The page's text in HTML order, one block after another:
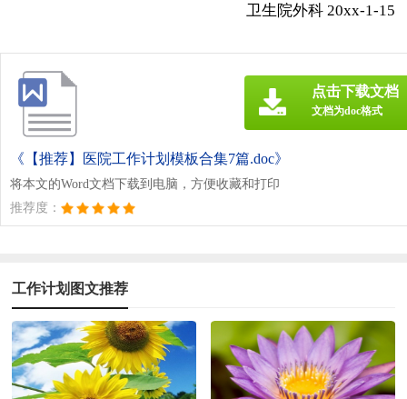
卫生院外科 20xx-1-15
《【推荐】医院工作计划模板合集7篇.doc》
将本文的Word文档下载到电脑，方便收藏和打印
推荐度：
点击下载文档
文档为doc格式
工作计划图文推荐